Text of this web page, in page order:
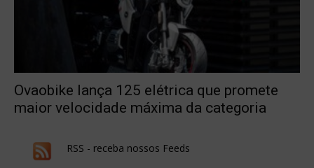
Ovaobike lança 125 elétrica que promete
maior velocidade máxima da categoria
RSS - receba nossos Feeds